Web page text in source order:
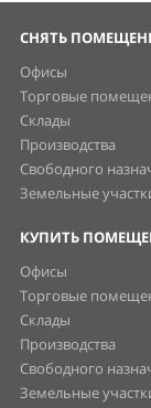
СНЯТЬ
Офисы
Торговые
Склады
Производства
Свободного
Земельные
КУПИТЬ
Офисы
Торговые
Склады
Производства
Свободного
Земельные